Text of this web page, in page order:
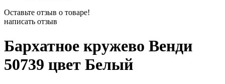
Оставьте отзыв о товаре!
написать отзыв
Бархатное кружево Венди
50739 цвет Белый